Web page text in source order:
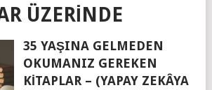
ÜZERINDE
35 YAŞINA GELMEDEN
OKUMANIZ GEREKEN
KITAPLAR – (YAPAY ZEKÂYA